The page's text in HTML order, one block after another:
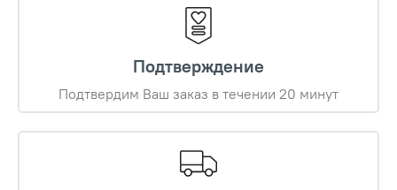
Подтверждение
Подтвердим Ваш заказ в течении 20 минут